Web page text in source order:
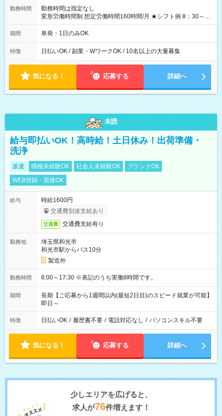
勤務時間
勤務時間は指定なし
変形労働時間制 想定労働時間160時間/月 ★シフト例 8：30～
19：00
期間 単発・1日のみOK
特徴 日払いOK / 副業・WワークOK / 10名以上の大量募集
気になる！ 応募する 詳細へ
未読
給与即払いOK！高時給！土日休み！出荷準備・
洗浄
派遣 職種未経験OK 社会人未経験OK
ブランクOK
WEB登録・面接OK
給与
時給1600円
交通費別途支給あり
交通費 交通費支給有り
勤務地
埼玉県和光市
和光市駅からバス10分
製造外
勤務時間 8:00～17:30 ※表記のうち実働8時間です。
期間
長期【ご応募から1週間以内(最短2日目)のスピード就業が可能】
即日～
特徴 日払いOK / 履歴書不要 / 電話対応なし / パソコンスキル不要
気になる！ 応募する 詳細へ
少しエリアを広げると、
求人が76件増えます！